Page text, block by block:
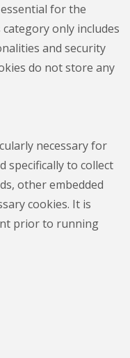
for the
only includes
and security
do not store any
necessary for
specifically to collect
other embedded
cookies. It is
prior to running